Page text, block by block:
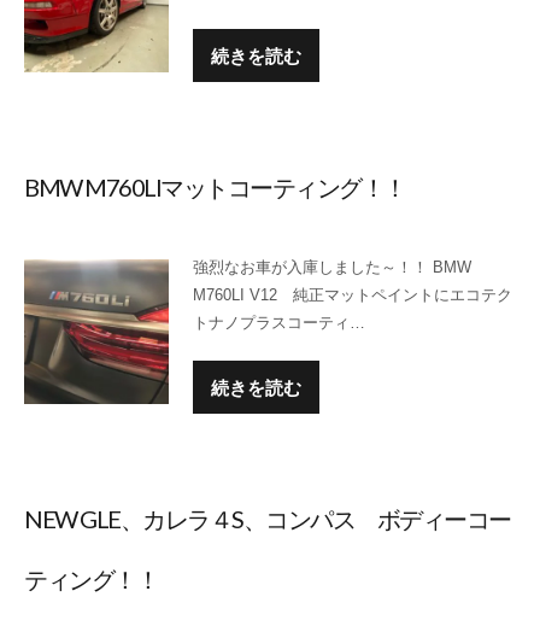
続きを読む
BMW M760LIマットコーティング！！
強烈なお車が入庫しました～！！ BMW
M760LI V12 純正マットペイントにエコテク
トナノプラスコーティ…
続きを読む
NEW GLE、カレラ４S、コンパス ボディーコー
ティング！！